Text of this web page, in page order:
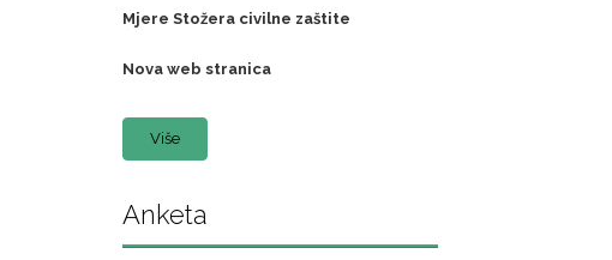
Mjere Stožera civilne zaštite
Nova web stranica
Više
Anketa